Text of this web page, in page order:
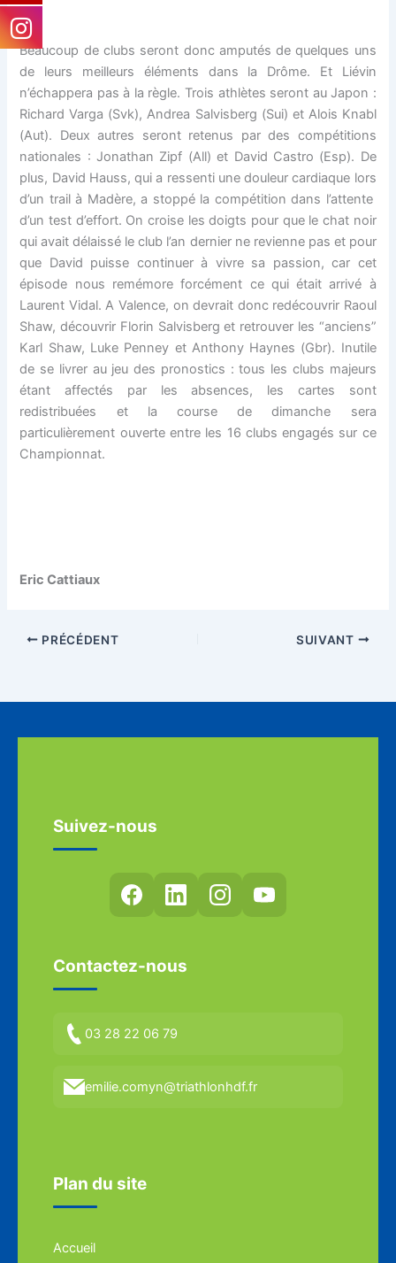
Beaucoup de clubs seront donc amputés de quelques uns
de leurs meilleurs éléments dans la Drôme. Et Liévin
n’échappera pas à la règle. Trois athlètes seront au Japon :
Richard Varga (Svk), Andrea Salvisberg (Sui) et Alois Knabl
(Aut). Deux autres seront retenus par des compétitions
nationales : Jonathan Zipf (All) et David Castro (Esp). De
plus, David Hauss, qui a ressenti une douleur cardiaque lors
d’un trail à Madère, a stoppé la compétition dans l’attente
d’un test d’effort. On croise les doigts pour que le chat noir
qui avait délaissé le club l’an dernier ne revienne pas et pour
que David puisse continuer à vivre sa passion, car cet
épisode nous remémore forcément ce qui était arrivé à
Laurent Vidal. A Valence, on devrait donc redécouvrir Raoul
Shaw, découvrir Florin Salvisberg et retrouver les “anciens”
Karl Shaw, Luke Penney et Anthony Haynes (Gbr). Inutile
de se livrer au jeu des pronostics : tous les clubs majeurs
étant affectés par les absences, les cartes sont
redistribuées et la course de dimanche sera
particulièrement ouverte entre les 16 clubs engagés sur ce
Championnat.
Eric Cattiaux
PRÉCÉDENT SUIVANT
Suivez-nous
Contactez-nous
03 28 22 06 79
emilie.comyn@triathlonhdf.fr
Plan du site
Accueil